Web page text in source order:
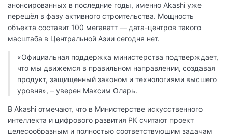
анонсированных в последние годы, именно Akashi уже
перешёл в фазу активного строительства. Мощность
объекта составит 100 мегаватт — дата-центров такого
масштаба в Центральной Азии сегодня нет.
«Официальная поддержка министерства подтверждает,
что мы движемся в правильном направлении, создавая
продукт, защищенный законом и технологиями высшего
уровня», – уверен Максим Оларь.
В Akashi отмечают, что в Министерстве искусственного
интеллекта и цифрового развития РК считают проект
целесообразным и полностью соответствующим задачам